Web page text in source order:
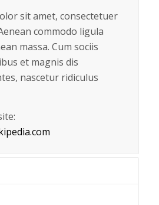
sit amet, consectetuer
commodo ligula
massa. Cum sociis
et magnis dis
nascetur ridiculus